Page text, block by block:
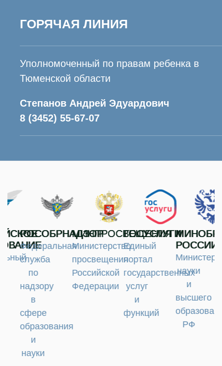
ГОРЯЧАЯ ЛИНИЯ
Уполномоченный по правам ребенка в
Тюменской области
Степанов Андрей Эдуардович
8 (3452) 55-67-07
РОСОБРНАДЗОР
Федеральная
служба
по
надзору
в
сфере
образования
и
науки
МИНПРОСВЕЩЕНИЯ
Министерство
просвещения
Российской
Федерации
ГОСУСЛУГИ
Единый
портал
государственных
услуг
и
функций
РОССИИ
науки
и
высшего
РФ